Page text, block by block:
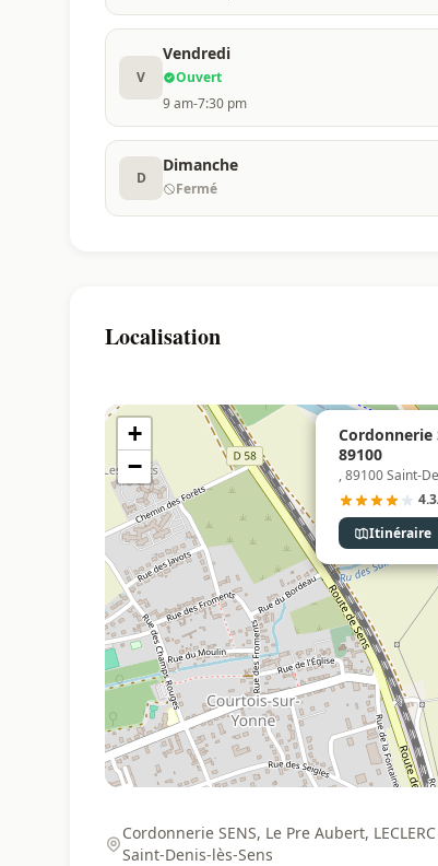
V
Vendredi
Ouvert
9 am-7:30 pm
D
Dimanche
Fermé
Localisation
Cordonnerie
89100
, 89100 Saint-
Itinéraire
+
−
Cordonnerie SENS, Le Pre Aubert,
Saint-Denis-lès-Sens